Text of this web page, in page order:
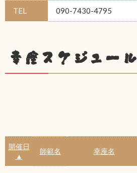
TEL 090-7430-4795
幸座スケジュール
開催日
▲
師範名 幸座名